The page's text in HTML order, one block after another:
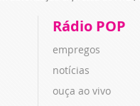
Rádio POP
empregos
notícias
ouça ao vivo